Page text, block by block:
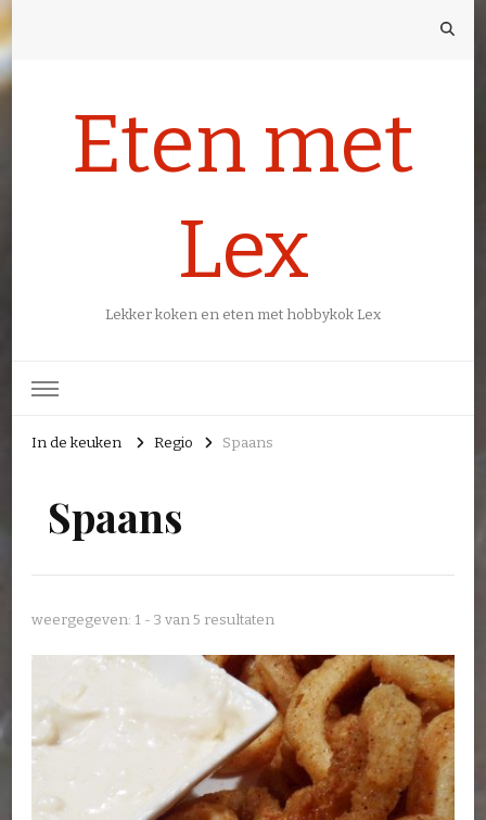
Eten met
Lex
Lekker koken en eten met hobbykok Lex
In de keuken Regio Spaans
Spaans
weergegeven: 1 - 3 van 5 resultaten